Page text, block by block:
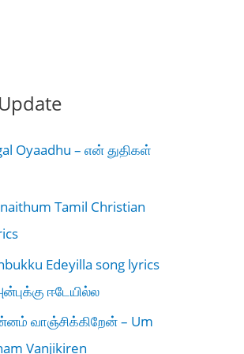
Oyaadhu – என் துதிகள்
Tamil Christian
Edeyilla song lyrics
ஈடேயில்ல
வாஞ்சிக்கிறேன் – Um
Vanjikiren